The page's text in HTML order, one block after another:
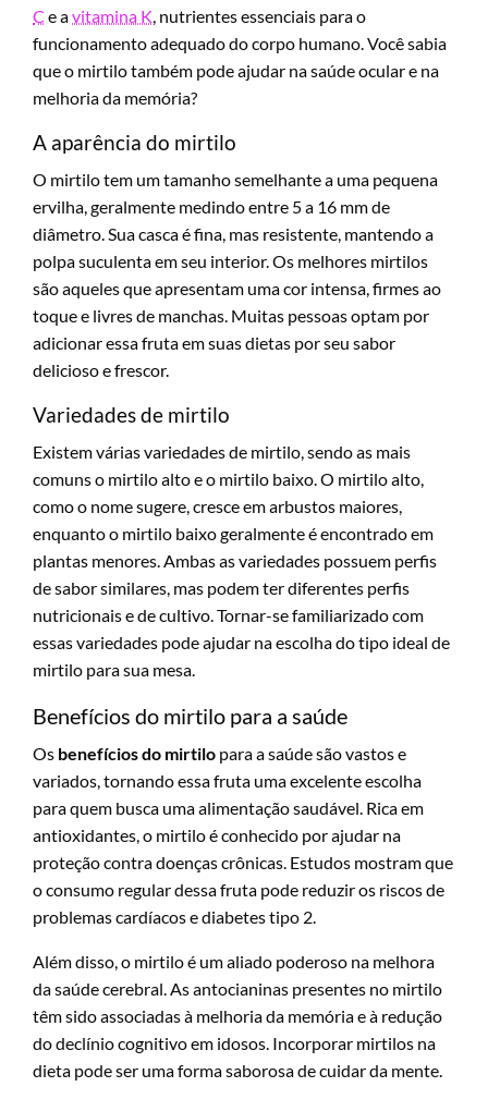
C e avitamina K , nutrientes essenciais para o
funcionamento adequado do corpo humano. Você sabia
que o mirtilo também pode ajudar na saúde ocular e na
melhoria da memória?
A aparência do mirtilo
O mirtilo tem um tamanho semelhante a uma pequena
ervilha, geralmente medindo entre 5 a 16 mm de
diâmetro. Sua casca é fina, mas resistente, mantendo a
polpa suculenta em seu interior. Os melhores mirtilos
são aqueles que apresentam uma cor intensa, firmes ao
toque e livres de manchas. Muitas pessoas optam por
adicionar essa fruta em suas dietas por seu sabor
delicioso e frescor.
Variedades de mirtilo
Existem várias variedades de mirtilo, sendo as mais
comuns o mirtilo alto e o mirtilo baixo. O mirtilo alto,
como o nome sugere, cresce em arbustos maiores,
enquanto o mirtilo baixo geralmente é encontrado em
plantas menores. Ambas as variedades possuem perfis
de sabor similares, mas podem ter diferentes perfis
nutricionais e de cultivo. Tornar-se familiarizado com
essas variedades pode ajudar na escolha do tipo ideal de
mirtilo para sua mesa.
Benefícios do mirtilo para a saúde
Os benefícios do mirtilo para a saúde são vastos e
variados, tornando essa fruta uma excelente escolha
para quem busca uma alimentação saudável. Rica em
antioxidantes, o mirtilo é conhecido por ajudar na
proteção contra doenças crônicas. Estudos mostram que
o consumo regular dessa fruta pode reduzir os riscos de
problemas cardíacos e diabetes tipo 2.
Além disso, o mirtilo é um aliado poderoso na melhora
da saúde cerebral. As antocianinas presentes no mirtilo
têm sido associadas à melhoria da memória e à redução
do declínio cognitivo em idosos. Incorporar mirtilos na
dieta pode ser uma forma saborosa de cuidar da mente.